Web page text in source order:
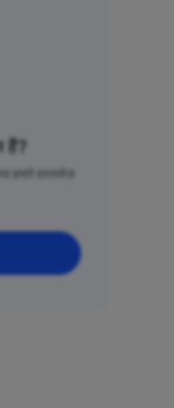
हैं?
हमारे दस्तावेज़